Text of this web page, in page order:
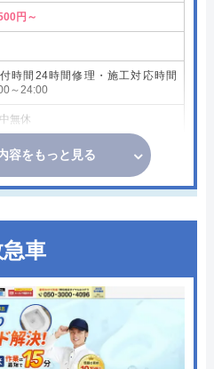
円～
時間24時間修理・施工対応時間
～24:00
無休
容をもっと見る
車